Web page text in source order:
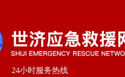
24小时服务热线